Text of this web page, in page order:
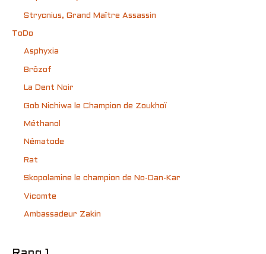
Strycnius, Grand Maître Assassin
ToDo
Asphyxia
Brôzof
La Dent Noir
Gob Nichiwa le Champion de Zoukhoï
Méthanol
Nématode
Rat
Skopolamine le champion de No-Dan-Kar
Vicomte
Ambassadeur Zakin